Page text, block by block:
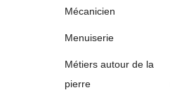
Mécanicien
Menuiserie
Métiers autour de la
pierre